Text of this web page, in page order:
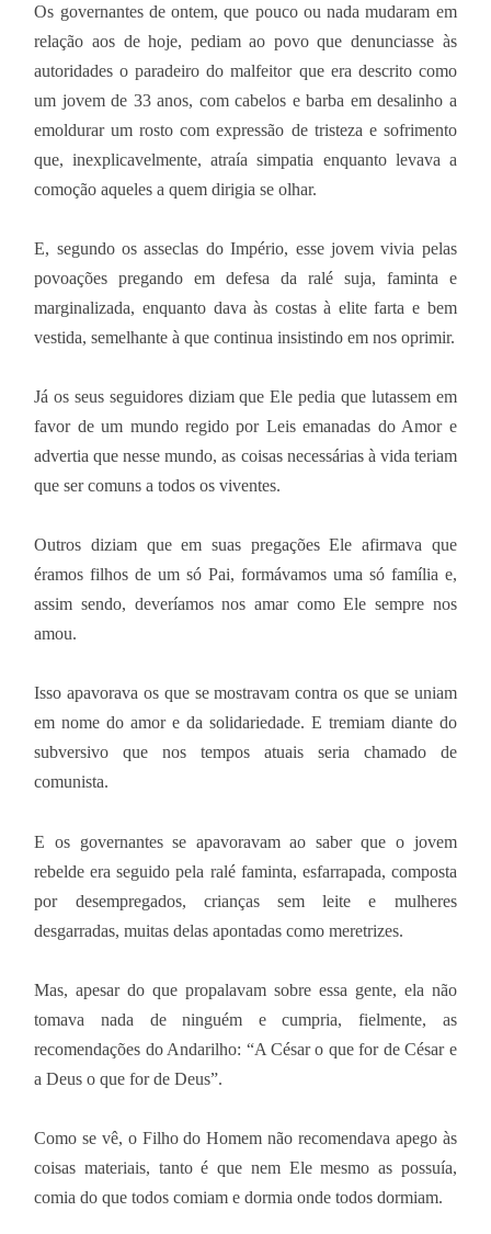
Os governantes de ontem, que pouco ou nada mudaram em
relação aos de hoje, pediam ao povo que denunciasse às
autoridades o paradeiro do malfeitor que era descrito como
um jovem de 33 anos, com cabelos e barba em desalinho a
emoldurar um rosto com expressão de tristeza e sofrimento
que, inexplicavelmente, atraía simpatia enquanto levava a
comoção aqueles a quem dirigia se olhar.
E, segundo os asseclas do Império, esse jovem vivia pelas
povoações pregando em defesa da ralé suja, faminta e
marginalizada, enquanto dava às costas à elite farta e bem
vestida, semelhante à que continua insistindo em nos oprimir.
Já os seus seguidores diziam que Ele pedia que lutassem em
favor de um mundo regido por Leis emanadas do Amor e
advertia que nesse mundo, as coisas necessárias à vida teriam
que ser comuns a todos os viventes.
Outros diziam que em suas pregações Ele afirmava que
éramos filhos de um só Pai, formávamos uma só família e,
assim sendo, deveríamos nos amar como Ele sempre nos
amou.
Isso apavorava os que se mostravam contra os que se uniam
em nome do amor e da solidariedade. E tremiam diante do
subversivo que nos tempos atuais seria chamado de
comunista.
E os governantes se apavoravam ao saber que o jovem
rebelde era seguido pela ralé faminta, esfarrapada, composta
por desempregados, crianças sem leite e mulheres
desgarradas, muitas delas apontadas como meretrizes.
Mas, apesar do que propalavam sobre essa gente, ela não
tomava nada de ninguém e cumpria, fielmente, as
recomendações do Andarilho: “A César o que for de César e
a Deus o que for de Deus”.
Como se vê, o Filho do Homem não recomendava apego às
coisas materiais, tanto é que nem Ele mesmo as possuía,
comia do que todos comiam e dormia onde todos dormiam.